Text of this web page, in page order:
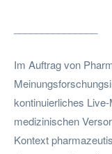
Im Auftrag von
kontinuierliches
medizinischen
Kontext